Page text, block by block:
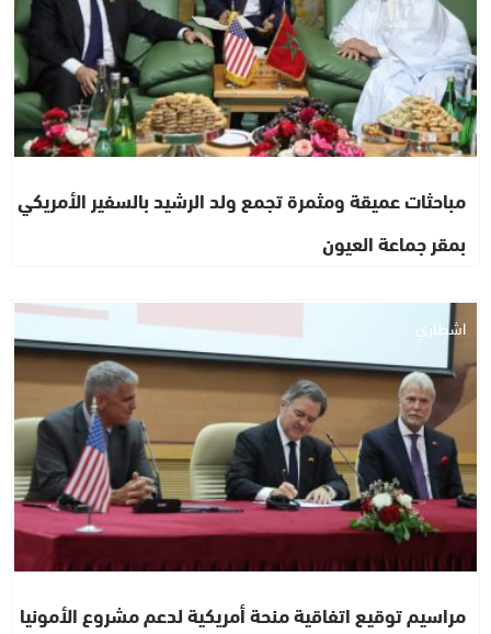
مباحثات عميقة ومثمرة تجمع ولد الرشيد بالسفير الأمريكي
بمقر جماعة العيون
اشطاري
مراسيم توقيع اتفاقية منحة أمريكية لدعم مشروع الأمونيا